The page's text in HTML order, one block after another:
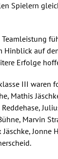
Spielern
Teamleistung
Hinblick auf
Erfolge
III waren
Mathis
Marvin
Jonne